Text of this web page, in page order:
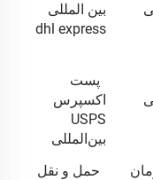
بین المللی
dhl express
پست
اکسپرس
USPS
بین‌المللی
حمل و نقل